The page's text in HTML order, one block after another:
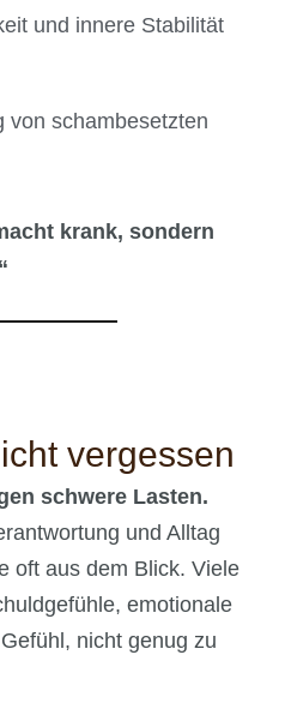
und innere Stabilität
von schambesetzten
krank, sondern
vergessen
schwere Lasten.
und Alltag
oft aus dem Blick. Viele
emotionale
nicht genug zu